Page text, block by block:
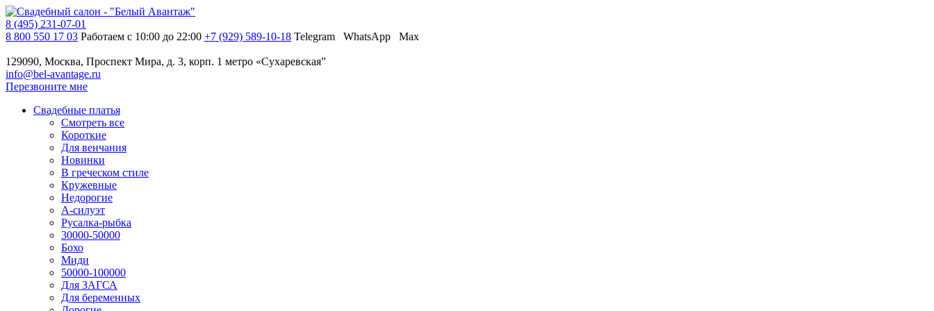
8 (495) 231-07-01
8 800 550 17 03 Работаем с 10:00 до 22:00 +7 (929) 589-10-18 Telegram WhatsApp Max
129090, Москва, Проспект Мира, д. 3, корп. 1 метро «Сухаревская”
info@bel-avantage.ru
Перезвоните мне
Свадебные платья
Смотреть все
Короткие
Для венчания
Новинки
В греческом стиле
Кружевные
Недорогие
А-силуэт
Русалка-рыбка
30000-50000
Бохо
Миди
50000-100000
Для ЗАГСА
Для беременных